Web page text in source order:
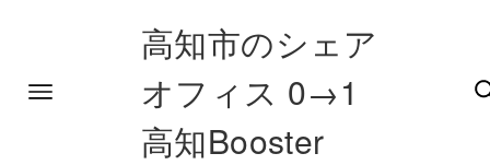
高知市のシェア
オフィス 0→1
高知Booster